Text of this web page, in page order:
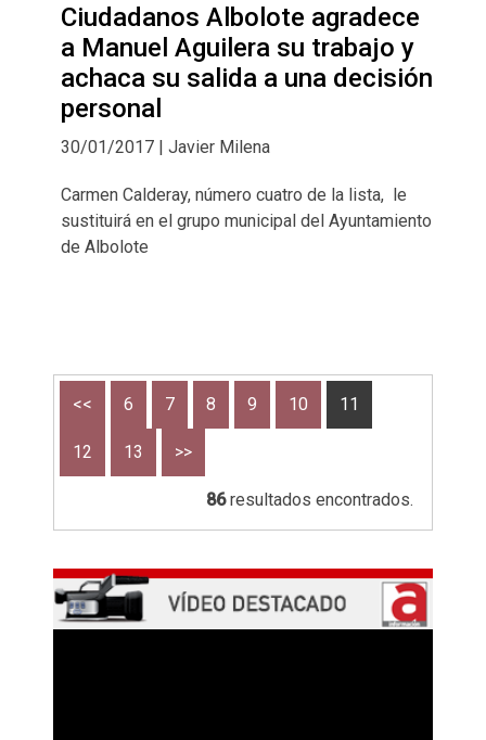
Ciudadanos Albolote agradece
a Manuel Aguilera su trabajo y
achaca su salida a una decisión
personal
30/01/2017 | Javier Milena
Carmen Calderay, número cuatro de la lista, le
sustituirá en el grupo municipal del Ayuntamiento
de Albolote
<< 6 7 8 9 10 11
12 13 >>
86resultados encontrados.